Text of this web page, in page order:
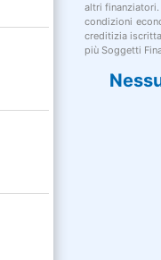
altri
condizioni
creditizia
più Soggetti